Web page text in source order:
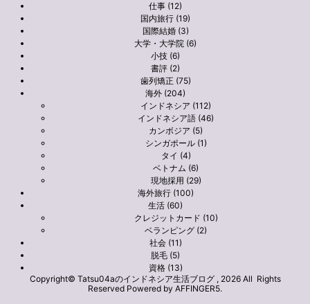
仕事 (12)
国内旅行 (19)
国際結婚 (3)
大学・大学院 (6)
小技 (6)
書評 (2)
歯列矯正 (75)
海外 (204)
インドネシア (112)
インドネシア語 (46)
カンボジア (5)
シンガポール (1)
タイ (4)
ベトナム (6)
現地採用 (29)
海外旅行 (100)
生活 (60)
クレジットカード (10)
ベランピング (2)
社会 (11)
脱毛 (5)
資格 (13)
Copyright© Tatsu04aのインドネシア生活ブログ , 2026 All Rights
Reserved Powered by AFFINGER5.